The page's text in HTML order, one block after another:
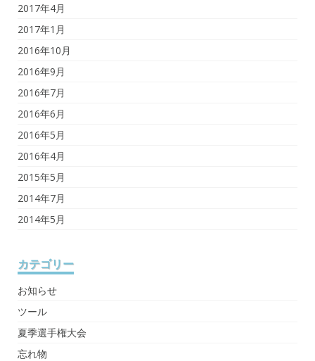
2017年4月
2017年1月
2016年10月
2016年9月
2016年7月
2016年6月
2016年5月
2016年4月
2015年5月
2014年7月
2014年5月
カテゴリー
お知らせ
ツール
夏季選手権大会
忘れ物